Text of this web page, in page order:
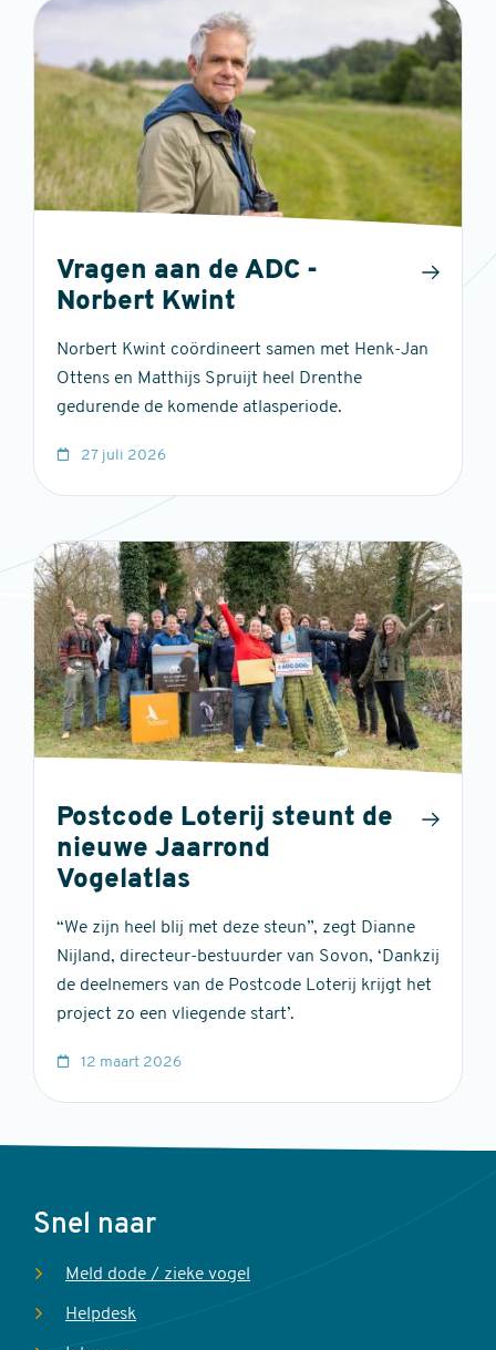
Vragen aan de ADC -
Norbert Kwint
Norbert Kwint coördineert samen met Henk-Jan
Ottens en Matthijs Spruijt heel Drenthe
gedurende de komende atlasperiode.
27 juli 2026
Postcode Loterij steunt de
nieuwe Jaarrond
Vogelatlas
“We zijn heel blij met deze steun”, zegt Dianne
Nijland, directeur-bestuurder van Sovon, ‘Dankzij
de deelnemers van de Postcode Loterij krijgt het
project zo een vliegende start’.
12 maart 2026
Voet
Snel naar
Meld dode / zieke vogel
Helpdesk